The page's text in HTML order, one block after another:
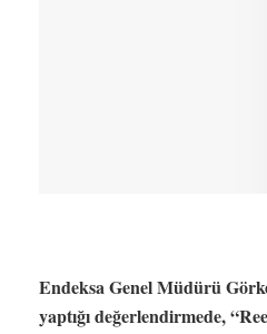
Endeksa Genel Müdürü
yaptığı değerlendirmede,